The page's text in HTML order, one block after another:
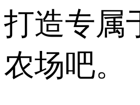
打造专属
农场吧。